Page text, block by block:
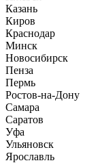
Казань
Киров
Краснодар
Минск
Новосибирск
Пенза
Пермь
Ростов-на-Дону
Самара
Саратов
Уфа
Ульяновск
Ярославль